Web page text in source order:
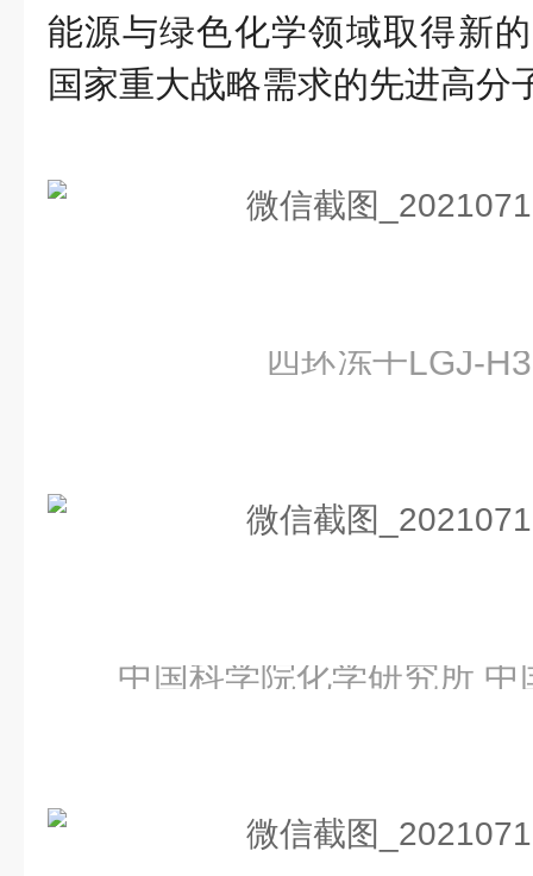
能源与绿色化学领域取得新
国家重大战略需求的先进高分
四环冻干LGJ-
中国科学院化学研究所 中